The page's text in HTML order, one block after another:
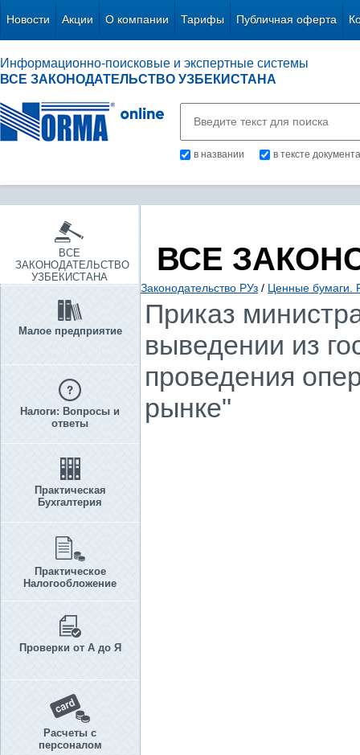
Новости Акции О компании Тарифы Публичная оферта
Информационно-поисковые и экспертные системы
ВСЕ ЗАКОНОДАТЕЛЬСТВО УЗБЕКИСТАНА
в названии в тексте документа
ВСЕ
ЗАКОНОДАТЕЛЬСТВО
УЗБЕКИСТАНА
Малое предприятие
Налоги: Вопросы и
ответы
Практическая
Бухгалтерия
Практическое
Налогообложение
Проверки от А до Я
Расчеты с
персоналом
ВСЕ
Законодательство РУз / Ценные бумаги.
Приказ
выведении из
проведения
рынке"